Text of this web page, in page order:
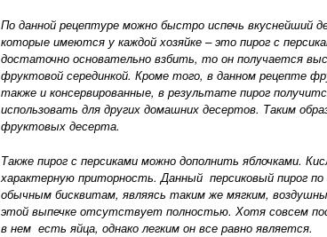
По данной рецептуре можно быстро испечь вкуснейший
которые имеются у каждой хозяйке – это пирог с
достаточно основательно взбить, то он получается
фруктовой серединкой. Кроме того, в данном рецепте
также и консервированные, в результате пирог
использовать для других домашних десертов. Таким
фруктовых десерта.
Также пирог с персиками можно дополнить яблочками.
характерную приторность. Данный персиковый пирог
обычным бисквитам, являясь таким же мягким,
этой выпечке отсутствует полностью. Хотя совсем
в нем есть яйца, однако легким он все равно является.